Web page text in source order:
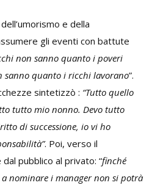
e della
gli eventi con battute
non sanno quanto i poveri
sanno quanto i ricchi lavorano”.
sintetizzò : “Tutto quello
tutto mio nonno. Devo tutto
di successione, io vi ho
. Poi, verso il
pubblico al privato: “finché
nominare i manager non si potrà